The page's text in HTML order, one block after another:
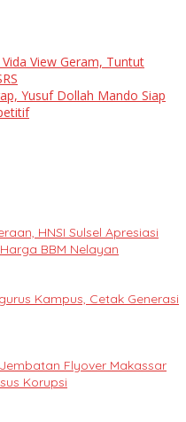
View Geram, Tuntut
Yusuf Dollah Mando Siap
HNSI Sulsel Apresiasi
BBM Nelayan
Kampus, Cetak Generasi
Flyover Makassar
Korupsi